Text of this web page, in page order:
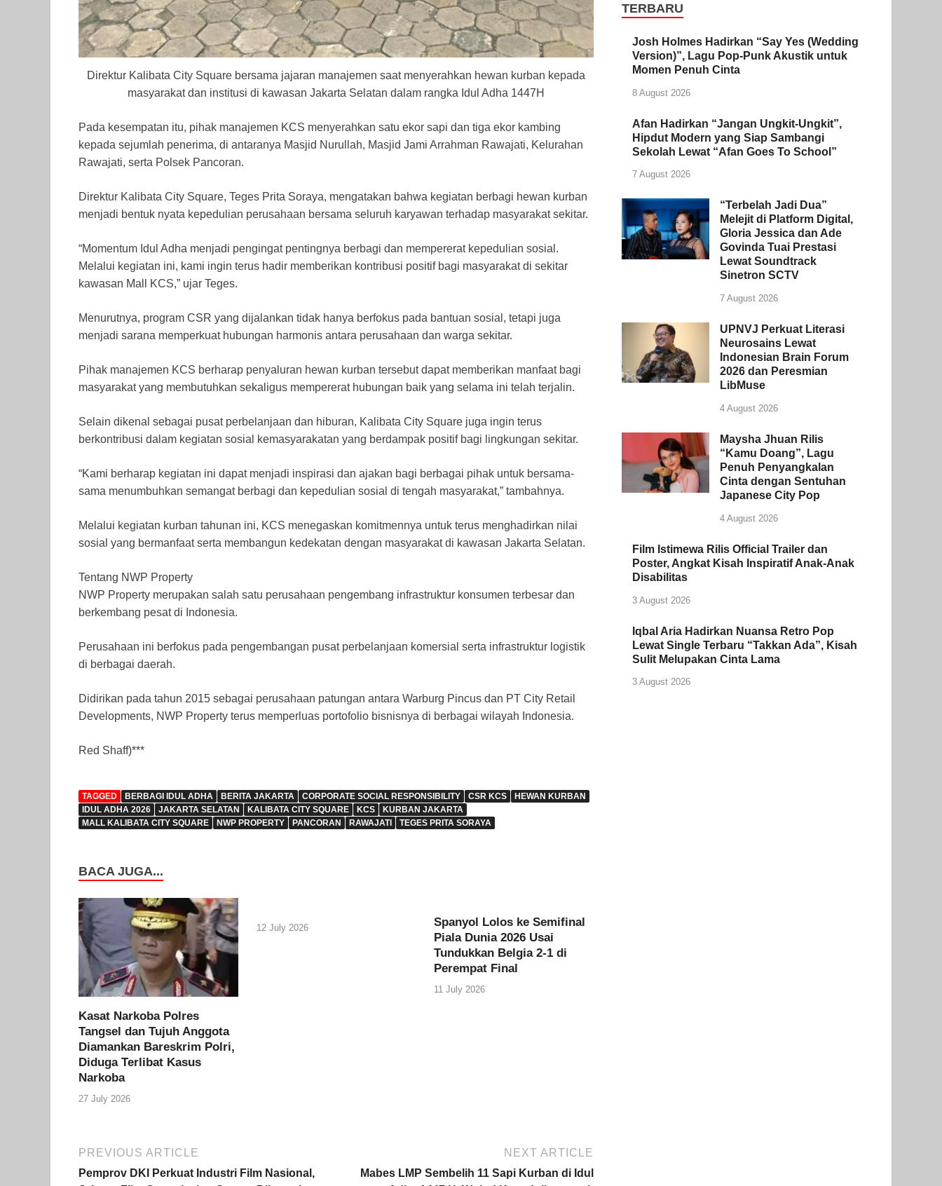
Direktur Kalibata City Square bersama jajaran manajemen saat menyerahkan hewan kurban kepada
masyarakat dan institusi di kawasan Jakarta Selatan dalam rangka Idul Adha 1447H
Pada kesempatan itu, pihak manajemen KCS menyerahkan satu ekor sapi dan tiga ekor kambing
kepada sejumlah penerima, di antaranya Masjid Nurullah, Masjid Jami Arrahman Rawajati, Kelurahan
Rawajati, serta Polsek Pancoran.
Direktur Kalibata City Square, Teges Prita Soraya, mengatakan bahwa kegiatan berbagi hewan kurban
menjadi bentuk nyata kepedulian perusahaan bersama seluruh karyawan terhadap masyarakat sekitar.
“Momentum Idul Adha menjadi pengingat pentingnya berbagi dan mempererat kepedulian sosial.
Melalui kegiatan ini, kami ingin terus hadir memberikan kontribusi positif bagi masyarakat di sekitar
kawasan Mall KCS,” ujar Teges.
Menurutnya, program CSR yang dijalankan tidak hanya berfokus pada bantuan sosial, tetapi juga
menjadi sarana memperkuat hubungan harmonis antara perusahaan dan warga sekitar.
Pihak manajemen KCS berharap penyaluran hewan kurban tersebut dapat memberikan manfaat bagi
masyarakat yang membutuhkan sekaligus mempererat hubungan baik yang selama ini telah terjalin.
Selain dikenal sebagai pusat perbelanjaan dan hiburan, Kalibata City Square juga ingin terus
berkontribusi dalam kegiatan sosial kemasyarakatan yang berdampak positif bagi lingkungan sekitar.
“Kami berharap kegiatan ini dapat menjadi inspirasi dan ajakan bagi berbagai pihak untuk bersama-
sama menumbuhkan semangat berbagi dan kepedulian sosial di tengah masyarakat,” tambahnya.
Melalui kegiatan kurban tahunan ini, KCS menegaskan komitmennya untuk terus menghadirkan nilai
sosial yang bermanfaat serta membangun kedekatan dengan masyarakat di kawasan Jakarta Selatan.
Tentang NWP Property
NWP Property merupakan salah satu perusahaan pengembang infrastruktur konsumen terbesar dan
berkembang pesat di Indonesia.
Perusahaan ini berfokus pada pengembangan pusat perbelanjaan komersial serta infrastruktur logistik
di berbagai daerah.
Didirikan pada tahun 2015 sebagai perusahaan patungan antara Warburg Pincus dan PT City Retail
Developments, NWP Property terus memperluas portofolio bisnisnya di berbagai wilayah Indonesia.
Red Shaff)***
TAGGED BERBAGI IDUL ADHA BERITA JAKARTA CORPORATE SOCIAL RESPONSIBILITY CSR KCS
HEWAN KURBAN
IDUL ADHA 2026
JAKARTA SELATAN KALIBATA CITY SQUARE KCS
KURBAN JAKARTA
MALL KALIBATA CITY SQUARE
NWP PROPERTY PANCORAN RAWAJATI TEGES PRITA SORAYA
BACA JUGA...
Kasat Narkoba Polres
Tangsel dan Tujuh Anggota
Diamankan Bareskrim Polri,
Diduga Terlibat Kasus
Narkoba
27 July 2026
12 July 2026
Spanyol Lolos ke Semifinal
Piala Dunia 2026 Usai
Tundukkan Belgia 2-1 di
Perempat Final
11 July 2026
PREVIOUS ARTICLE
Pemprov DKI Perkuat Industri Film Nasional,
NEXT ARTICLE
Mabes LMP Sembelih 11 Sapi Kurban di Idul
TERBARU
Josh Holmes Hadirkan “Say Yes (Wedding
Version)”, Lagu Pop-Punk Akustik untuk
Momen Penuh Cinta
8 August 2026
Afan Hadirkan “Jangan Ungkit-Ungkit”,
Hipdut Modern yang Siap Sambangi
Sekolah Lewat “Afan Goes To School”
7 August 2026
“Terbelah Jadi Dua”
Melejit di Platform Digital,
Gloria Jessica dan Ade
Govinda Tuai Prestasi
Lewat Soundtrack
Sinetron SCTV
7 August 2026
UPNVJ Perkuat Literasi
Neurosains Lewat
Indonesian Brain Forum
2026 dan Peresmian
LibMuse
4 August 2026
Maysha Jhuan Rilis
“Kamu Doang”, Lagu
Penuh Penyangkalan
Cinta dengan Sentuhan
Japanese City Pop
4 August 2026
Film Istimewa Rilis Official Trailer dan
Poster, Angkat Kisah Inspiratif Anak-Anak
Disabilitas
3 August 2026
Iqbal Aria Hadirkan Nuansa Retro Pop
Lewat Single Terbaru “Takkan Ada”, Kisah
Sulit Melupakan Cinta Lama
3 August 2026